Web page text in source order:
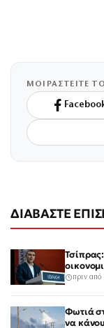
ΜΟΙΡΑΣΤΕΙΤΕ
ΔΙΑΒΑΣΤΕ
πριν από
Φωτιά
να